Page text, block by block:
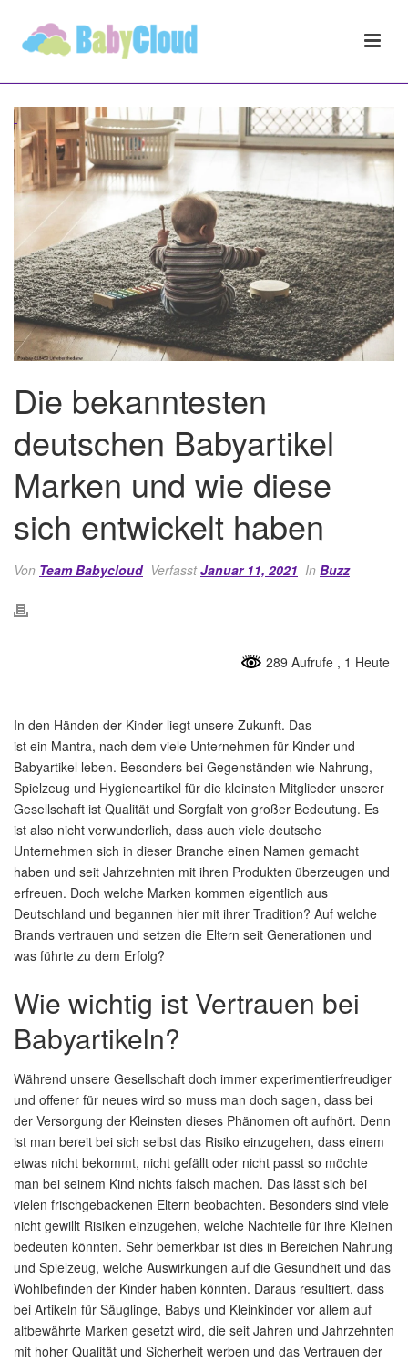
Die bekanntesten
deutschen Babyartikel
Marken und wie diese
sich entwickelt haben
Von Team Babycloud VerfasstJanuar 11, 2021 In Buzz
289 Aufrufe , 1 Heute
In den Händen der Kinder liegt unsere Zukunft. Das
ist ein Mantra, nach dem viele Unternehmen für Kinder und
Babyartikel leben. Besonders bei Gegenständen wie Nahrung,
Spielzeug und Hygieneartikel für die kleinsten Mitglieder unserer
Gesellschaft ist Qualität und Sorgfalt von großer Bedeutung. Es
ist also nicht verwunderlich, dass auch viele deutsche
Unternehmen sich in dieser Branche einen Namen gemacht
haben und seit Jahrzehnten mit ihren Produkten überzeugen und
erfreuen. Doch welche Marken kommen eigentlich aus
Deutschland und begannen hier mit ihrer Tradition? Auf welche
Brands vertrauen und setzen die Eltern seit Generationen und
was führte zu dem Erfolg?
Wie wichtig ist Vertrauen bei
Babyartikeln?
Während unsere Gesellschaft doch immer experimentierfreudiger
und offener für neues wird so muss man doch sagen, dass bei
der Versorgung der Kleinsten dieses Phänomen oft aufhört. Denn
ist man bereit bei sich selbst das Risiko einzugehen, dass einem
etwas nicht bekommt, nicht gefällt oder nicht passt so möchte
man bei seinem Kind nichts falsch machen. Das lässt sich bei
vielen frischgebackenen Eltern beobachten. Besonders sind viele
nicht gewillt Risiken einzugehen, welche Nachteile für ihre Kleinen
bedeuten könnten. Sehr bemerkbar ist dies in Bereichen Nahrung
und Spielzeug, welche Auswirkungen auf die Gesundheit und das
Wohlbefinden der Kinder haben könnten. Daraus resultiert, dass
bei Artikeln für Säuglinge, Babys und Kleinkinder vor allem auf
altbewährte Marken gesetzt wird, die seit Jahren und Jahrzehnten
mit hoher Qualität und Sicherheit werben und das Vertrauen der